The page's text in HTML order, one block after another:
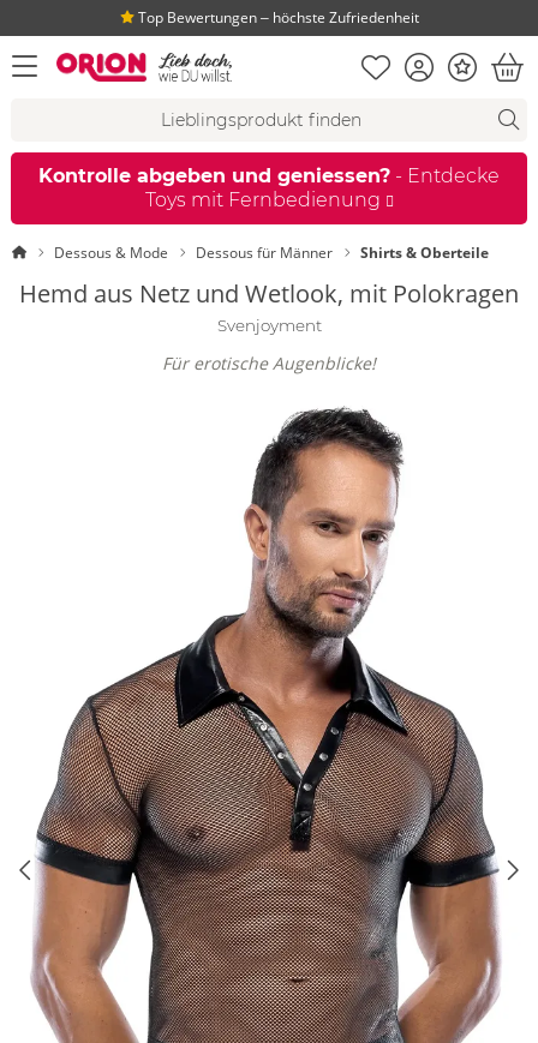
Top Bewertungen ‒ höchste Zufriedenheit
Menü öffnen Merkliste
KontoBonus
Kontrolle abgeben und geniessen? - Entdecke
Toys mit Fernbedienung
StartseiteDessous & Mode Dessous für Männer Shirts & Oberteile
Hemd aus Netz und Wetlook, mit Polokragen
Svenjoyment
Für erotische Augenblicke!